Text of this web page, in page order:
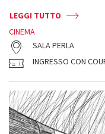
LEGGI TUTTO
CINEMA
SALA PERLA
INGRESSO CON